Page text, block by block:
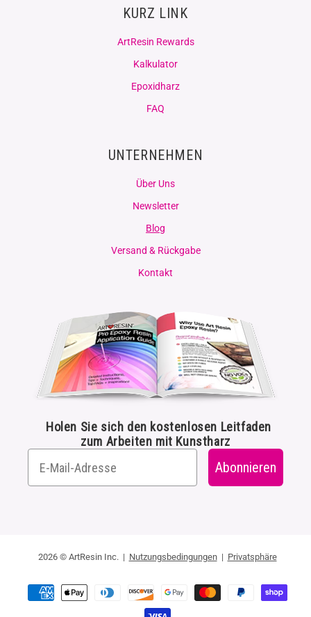
KURZ LINK
ArtResin Rewards
Kalkulator
Epoxidharz
FAQ
UNTERNEHMEN
Über Uns
Newsletter
Blog
Versand & Rückgabe
Kontakt
Holen Sie sich den kostenlosen Leitfaden
zum Arbeiten mit Kunstharz
Abonnieren
2026 © ArtResin Inc. | Nutzungsbedingungen| Privatsphäre
Zahlungsmethoden